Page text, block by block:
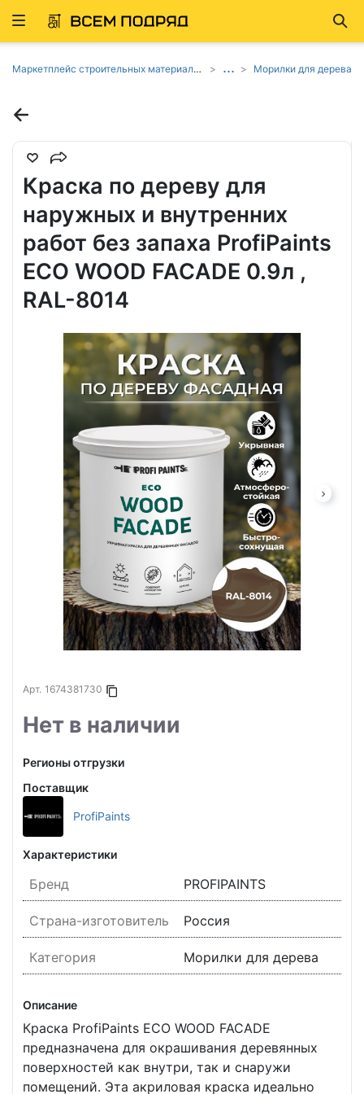
Развернуть
Маркетплейс строительных материалов и товаров ... Морилки для дерева
Краска по дереву для
наружных и внутренних
работ без запаха ProfiPaints
ECO WOOD FACADE 0.9л ,
RAL-8014
Арт. 1674381730
Копировать в буфер
Нет в наличии
Регионы отгрузки
Поставщик
ProfiPaints
Характеристики
Бренд PROFIPAINTS
Страна-изготовитель Россия
Категория Морилки для дерева
Описание
Краска ProfiPaints ECO WOOD FACADE
предназначена для окрашивания деревянных
поверхностей как внутри, так и снаружи
помещений. Эта акриловая краска идеально